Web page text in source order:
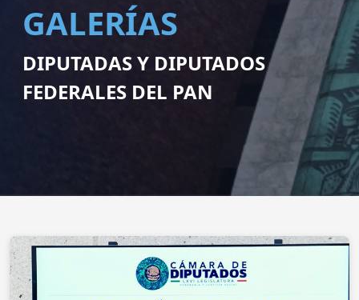
GALERÍAS
DIPUTADAS Y DIPUTADOS
FEDERALES DEL PAN